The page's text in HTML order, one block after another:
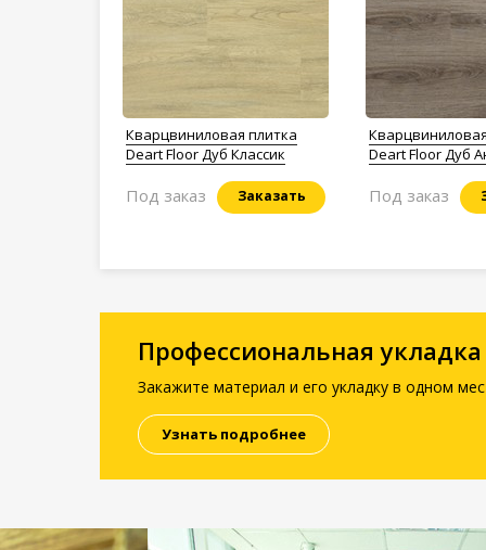
Кварцвиниловая плитка
Deart Floor Дуб Классик
Заказать
Под заказ
Deart Floor Дуб
Под заказ
Профессиональная
Закажите материал и его укладку в одном
Узнать подробнее